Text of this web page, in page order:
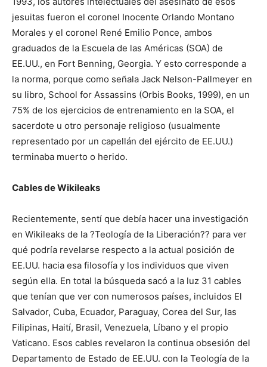
jesuitas fueron el coronel Inocente Orlando Montano
Morales y el coronel René Emilio Ponce, ambos
graduados de la Escuela de las Américas (SOA) de
EE.UU., en Fort Benning, Georgia. Y esto corresponde a
la norma, porque como señala Jack Nelson-Pallmeyer en
su libro, School for Assassins (Orbis Books, 1999), en un
75% de los ejercicios de entrenamiento en la SOA, el
sacerdote u otro personaje religioso (usualmente
representado por un capellán del ejército de EE.UU.)
terminaba muerto o herido.
Cables de Wikileaks
Recientemente, sentí que debía hacer una investigación
en Wikileaks de la ?Teología de la Liberación?? para ver
qué podría revelarse respecto a la actual posición de
EE.UU. hacia esa filosofía y los individuos que viven
según ella. En total la búsqueda sacó a la luz 31 cables
que tenían que ver con numerosos países, incluidos El
Salvador, Cuba, Ecuador, Paraguay, Corea del Sur, las
Filipinas, Haití, Brasil, Venezuela, Líbano y el propio
Vaticano. Esos cables revelaron la continua obsesión del
Departamento de Estado de EE.UU. con la Teología de la